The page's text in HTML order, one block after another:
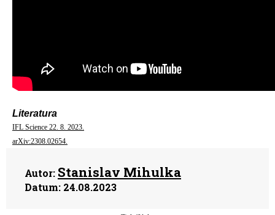
Literatura
IFL Science 22. 8. 2023.
arXiv:2308.02654.
Autor: Stanislav Mihulka
Datum: 24.08.2023